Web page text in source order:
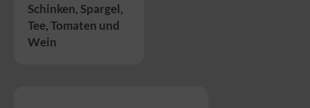
Schinken,Spargel,
Tee,Tomaten und
Wein